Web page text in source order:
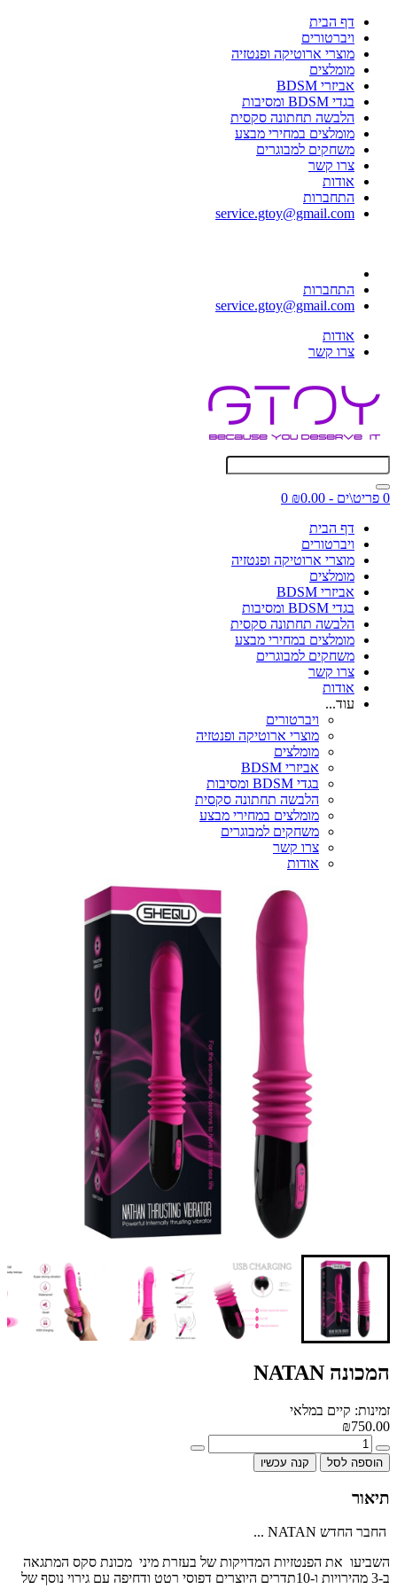
דף הבית
ויברטורים
מוצרי ארוטיקה ופנטזיה
מומלצים
אביזרי BDSM
בגדי BDSM ומסיבות
הלבשה תחתונה סקסית
מומלצים במחירי מבצע
משחקים למבוגרים
צרו קשר
אודות
התחברות
service.gtoy@gmail.com
התחברות
service.gtoy@gmail.com
אודות
צרו קשר
0 פריט\ים - ₪0.00
0
דף הבית
ויברטורים
מוצרי ארוטיקה ופנטזיה
מומלצים
אביזרי BDSM
בגדי BDSM ומסיבות
הלבשה תחתונה סקסית
מומלצים במחירי מבצע
משחקים למבוגרים
צרו קשר
אודות
עוד...
ויברטורים
מוצרי ארוטיקה ופנטזיה
מומלצים
אביזרי BDSM
בגדי BDSM ומסיבות
הלבשה תחתונה סקסית
מומלצים במחירי מבצע
משחקים למבוגרים
צרו קשר
אודות
המכונה NATAN
זמינות: קיים במלאי
₪750.00
הוספה לסל קנה עכשיו
תיאור
החבר החדש NATAN ...
השביעו את הפנטזיות המדויקות של בעזרת מיני מכונת סקס המתגאה
ב-3 מהירויות ו-10תדרים היוצרים דפוסי רטט ודחיפה עם גירוי נוסף של